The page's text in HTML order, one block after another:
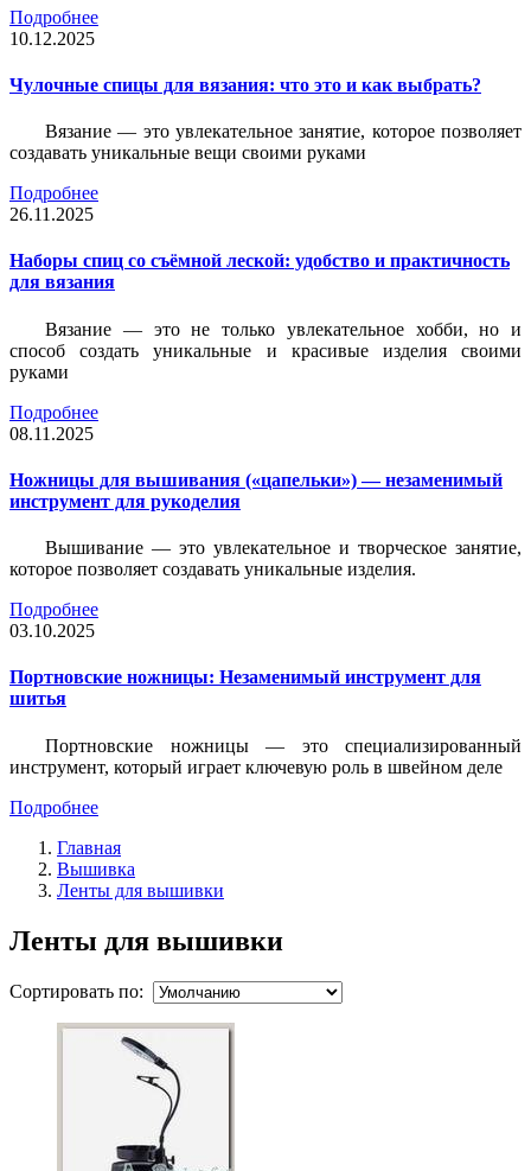
Подробнее
10.12.2025
Чулочные спицы для вязания: что это и как выбрать?
Вязание — это увлекательное занятие, которое позволяет
создавать уникальные вещи своими руками
Подробнее
26.11.2025
Наборы спиц со съёмной леской: удобство и практичность
для вязания
Вязание — это не только увлекательное хобби, но и
способ создать уникальные и красивые изделия своими
руками
Подробнее
08.11.2025
Ножницы для вышивания («цапельки») — незаменимый
инструмент для рукоделия
Вышивание — это увлекательное и творческое занятие,
которое позволяет создавать уникальные изделия.
Подробнее
03.10.2025
Портновские ножницы: Незаменимый инструмент для
шитья
Портновские ножницы — это специализированный
инструмент, который играет ключевую роль в швейном деле
Подробнее
Главная
Вышивка
Ленты для вышивки
Ленты для вышивки
Сортировать по: